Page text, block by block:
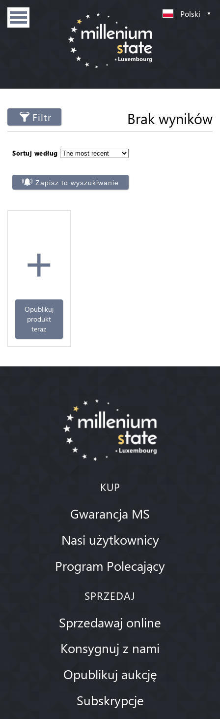
Polski
Filtr Brak wyników
Sortuj według
Zapisz to wyszukiwanie
+
Opublikuj
produkt
teraz
KUP
Gwarancja MS
Nasi użytkownicy
Program Polecający
SPRZEDAJ
Sprzedawaj online
Konsygnuj z nami
Opublikuj aukcję
Subskrypcje